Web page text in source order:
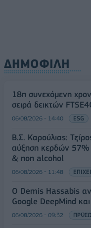
ΔΗΜΟΦΙΛΗ
18η συνεχόμενη
σειρά δεικτών
06/08/2026 - 14:40 ESG
Β.Σ. Καρούλιας:
αύξηση κερδών 57%
& non alcohol
06/08/2026 - 11:48
Ο Demis Hassabis
Google DeepMind
06/08/2026 - 09:32